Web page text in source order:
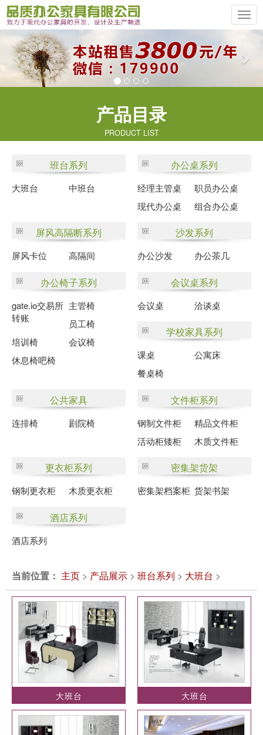
Previous
产品目录
PRODUCT LIST
班台系列
大班台 中班台
办公桌系列
经理主管桌
职员办公桌
现代办公桌
组合办公桌
屏风高隔断系列
屏风卡位 高隔间
沙发系列
办公沙发 办公茶几
办公椅子系列
gate.io交易所
转账
主管椅
员工椅
培训椅
会议椅
休息椅吧椅
会议桌系列
会议桌 洽谈桌
学校家具系列
课桌
公寓床
餐桌椅
公共家具
连排椅 剧院椅
文件柜系列
钢制文件柜
精品文件柜
活动柜矮柜
木质文件柜
更衣柜系列
钢制更衣柜 木质更衣柜
密集架货架
密集架档案柜 货架书架
酒店系列
酒店系列
当前位置： 主页 > 产品展示 > 班台系列 > 大班台 >
大班台 大班台